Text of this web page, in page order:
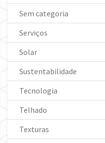
Sem categoria
Serviços
Solar
Sustentabilidade
Tecnologia
Telhado
Texturas